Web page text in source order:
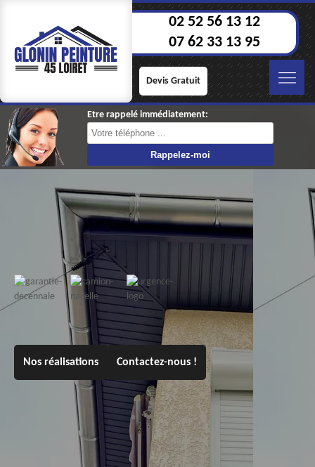
02 52 56 13 12
07 62 33 13 95
Devis Gratuit
Etre rappelé immédiatement:
Nos réalisations Contactez-nous !